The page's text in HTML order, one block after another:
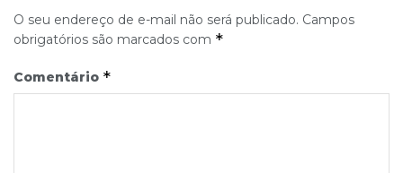
O seu endereço de e-mail não será publicado. Campos
obrigatórios são marcados com *
Comentário *